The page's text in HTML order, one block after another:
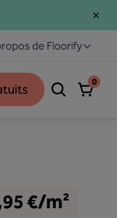
de Floorify
0
€/m²